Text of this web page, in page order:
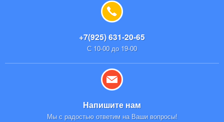
+7(925) 631-20-65
С 10-00 до 19-00
Напишите нам
Мы с радостью ответим на Ваши вопросы!